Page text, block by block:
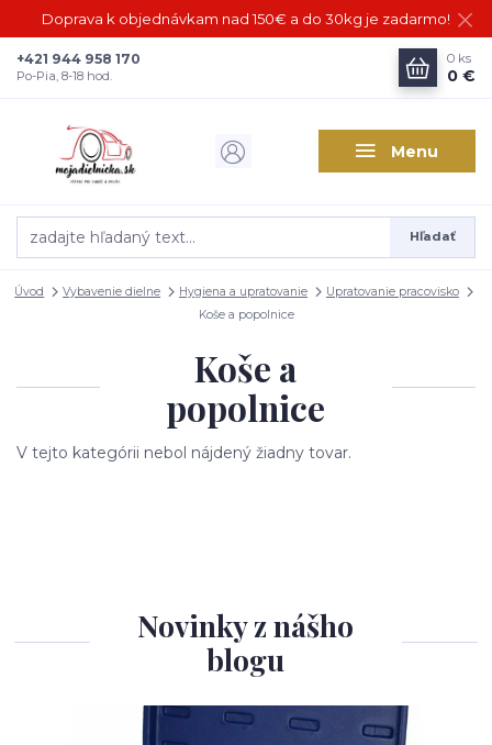
Doprava k objednávkam nad 150€ a do 30kg je zadarmo!
Menu
Hľadať
+421 944 958 170
Po-Pia, 8-18 hod.
0 ks
0 €
Úvod Vybavenie dielne Hygiena a upratovanie
Upratovanie pracovisko
Koše a popolnice
Koše a
popolnice
V tejto kategórii nebol nájdený žiadny tovar.
Novinky z nášho
blogu